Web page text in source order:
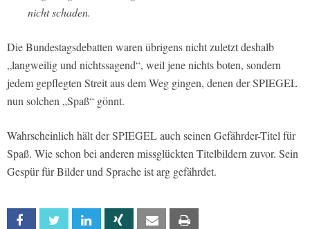
nicht schaden.
Die Bundestagsdebatten waren übrigens nicht zuletzt deshalb
„langweilig und nichtssagend“, weil jene nichts boten, sondern
jedem gepflegten Streit aus dem Weg gingen, denen der SPIEGEL
nun solchen „Spaß“ gönnt.
Wahrscheinlich hält der SPIEGEL auch seinen Gefährder-Titel für
Spaß. Wie schon bei anderen missglückten Titelbildern zuvor. Sein
Gespür für Bilder und Sprache ist arg gefährdet.
Facebook Twitter Linkedin Xing Email